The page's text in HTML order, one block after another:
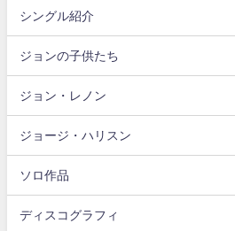
シングル紹介
ジョンの子供たち
ジョン・レノン
ジョージ・ハリスン
ソロ作品
ディスコグラフィ